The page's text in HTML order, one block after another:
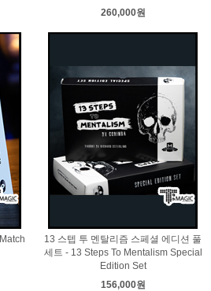
260,000원
13 스텝 투 멘탈리즘 스페셜 에디션 풀
세트 - 13 Steps To Mentalism Special
Edition Set
156,000원